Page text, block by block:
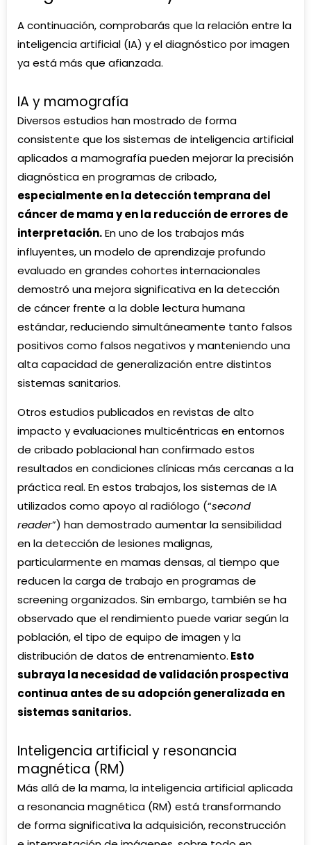
A continuación, comprobarás que la relación entre la
inteligencia artificial (IA) y el diagnóstico por imagen
ya está más que afianzada.
IA y mamografía
Diversos estudios han mostrado de forma
consistente que los sistemas de inteligencia artificial
aplicados a mamografía pueden mejorar la precisión
diagnóstica en programas de cribado,
especialmente en la detección temprana del
cáncer de mama y en la reducción de errores de
interpretación.En uno de los trabajos más
influyentes, un modelo de aprendizaje profundo
evaluado en grandes cohortes internacionales
demostró una mejora significativa en la detección
de cáncer frente a la doble lectura humana
estándar, reduciendo simultáneamente tanto falsos
positivos como falsos negativos y manteniendo una
alta capacidad de generalización entre distintos
sistemas sanitarios.
Otros estudios publicados en revistas de alto
impacto y evaluaciones multicéntricas en entornos
de cribado poblacional han confirmado estos
resultados en condiciones clínicas más cercanas a la
práctica real. En estos trabajos, los sistemas de IA
utilizados como apoyo al radiólogo (“second
reader”) han demostrado aumentar la sensibilidad
en la detección de lesiones malignas,
particularmente en mamas densas, al tiempo que
reducen la carga de trabajo en programas de
screening organizados. Sin embargo, también se ha
observado que el rendimiento puede variar según la
población, el tipo de equipo de imagen y la
distribución de datos de entrenamiento. Esto
subraya la necesidad de validación prospectiva
continua antes de su adopción generalizada en
sistemas sanitarios.
Inteligencia artificial y resonancia
magnética (RM)
Más allá de la mama, la inteligencia artificial aplicada
a resonancia magnética (RM) está transformando
de forma significativa la adquisición, reconstrucción